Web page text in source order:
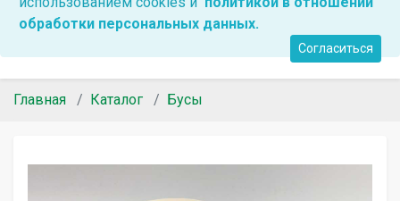
обработки персональных данных.
Согласиться
Главная Каталог Бусы